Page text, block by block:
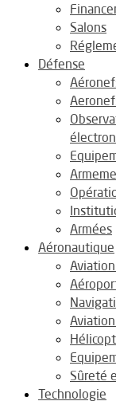
Salons
Défense
Armées
Aéronautique
Sûreté
Technologie